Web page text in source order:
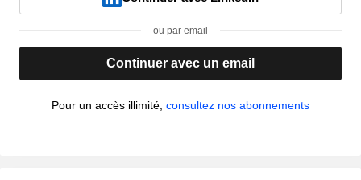
ou par email
Continuer avec un email
Pour un accès illimité, consultez nos abonnements